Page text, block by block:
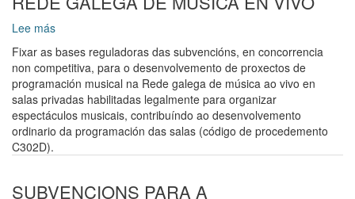
Lee más
PARA
O
DESENVOLVEMENTO
DE
PROXECTOS
DE
PROGRAMACION
NA
Fixar as bases reguladoras das subvencións, en concorrencia
non competitiva, para o desenvolvemento de proxectos de
programación musical na Rede galega de música ao vivo en
salas privadas habilitadas legalmente para organizar
espectáculos musicais, contribuíndo ao desenvolvemento
ordinario da programación das salas (código de procedemento
C302D).
SUBVENCIONS PARA A